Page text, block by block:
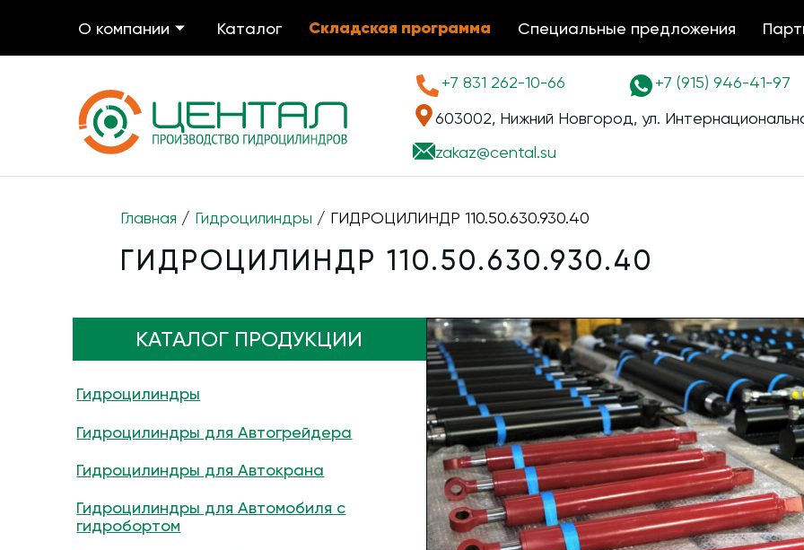
О компании Каталог Складская программа Специальные предложения
+7 831 262-10-66
+7 (915) 946-41-97
603002, Нижний Новгород, ул.
zakaz@cental.su
Главная / Гидроцилиндры / ГИДРОЦИЛИНДР 110.50.630.930.40
ГИДРОЦИЛИНДР 110.50.630.930.40
КАТАЛОГ ПРОДУКЦИИ
Гидроцилиндры
Гидроцилиндры для Автогрейдера
Гидроцилиндры для Автокрана
Гидроцилиндры для Автомобиля с
гидробортом